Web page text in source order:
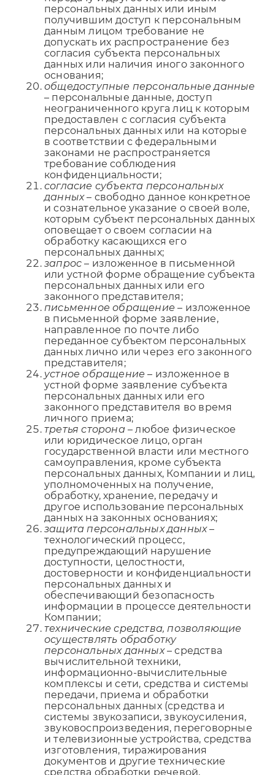
персональных данных или иным
получившим доступ к персональным
данным лицом требование не
допускать их распространение без
согласия субъекта персональных
данных или наличия иного законного
основания;
общедоступные персональные данные
– персональные данные, доступ
неограниченного круга лиц к которым
предоставлен с согласия субъекта
персональных данных или на которые
в соответствии с федеральными
законами не распространяется
требование соблюдения
конфиденциальности;
согласие субъекта персональных
данных– свободно данное конкретное
и сознательное указание о своей воле,
которым субъект персональных данных
оповещает о своем согласии на
обработку касающихся его
персональных данных;
запрос – изложенное в письменной
или устной форме обращение субъекта
персональных данных или его
законного представителя;
письменное обращение – изложенное
в письменной форме заявление,
направленное по почте либо
переданное субъектом персональных
данных лично или через его законного
представителя;
устное обращение – изложенное в
устной форме заявление субъекта
персональных данных или его
законного представителя во время
личного приема;
третья сторона – любое физическое
или юридическое лицо, орган
государственной власти или местного
самоуправления, кроме субъекта
персональных данных, Компании и лиц,
уполномоченных на получение,
обработку, хранение, передачу и
другое использование персональных
данных на законных основаниях;
защита персональных данных–
технологический процесс,
предупреждающий нарушение
доступности, целостности,
достоверности и конфиденциальности
персональных данных и
обеспечивающий безопасность
информации в процессе деятельности
Компании;
технические средства, позволяющие
осуществлять обработку
персональных данных– средства
вычислительной техники,
информационно-вычислительные
комплексы и сети, средства и системы
передачи, приема и обработки
персональных данных (средства и
системы звукозаписи, звукоусиления,
звуковоспроизведения, переговорные
и телевизионные устройства, средства
изготовления, тиражирования
документов и другие технические
средства обработки речевой,